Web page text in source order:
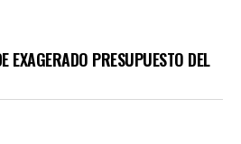
EXAGERADO PRESUPUESTO DEL